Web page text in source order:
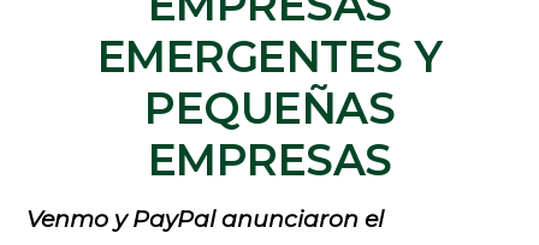
EMERGENTES Y
PEQUEÑAS
EMPRESAS
Venmo y PayPal anunciaron el